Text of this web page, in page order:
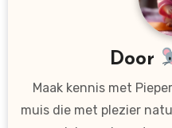
Door
Maak kennis met
muis die met plezier